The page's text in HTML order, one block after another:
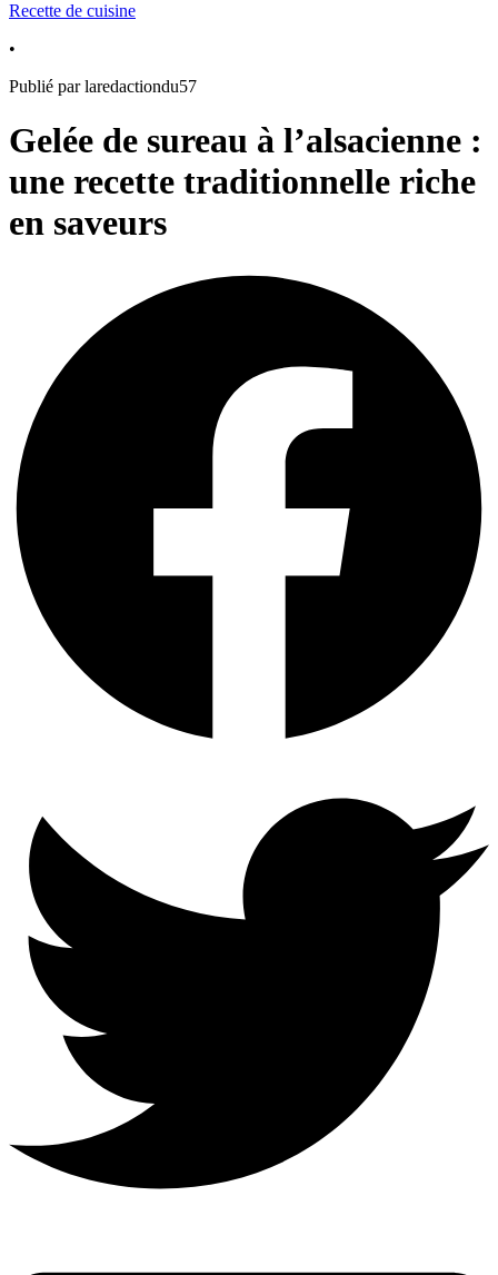
Recette de cuisine
•
Publié par laredactiondu57
Gelée de sureau à l’alsacienne :
une recette traditionnelle riche
en saveurs